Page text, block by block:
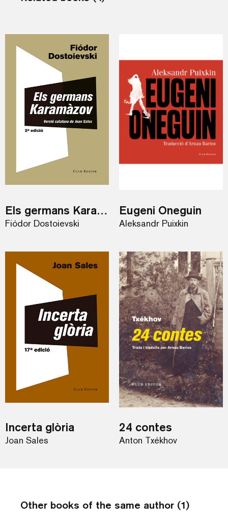
Els germans Karamàzov
Fiódor Dostoievski
Eugeni Oneguin
Aleksandr Puixkin
Incerta glòria
Joan Sales
24 contes
Anton Txékhov
Other books of the same author (1)